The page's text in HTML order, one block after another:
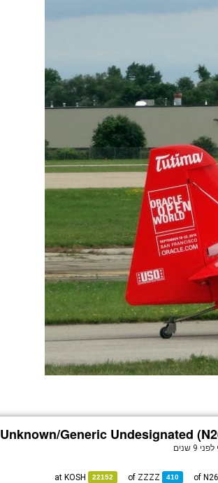
Unknown/Generic Undesignated
לפני 9 שנים
410
ZZZZ
22152
KOSH